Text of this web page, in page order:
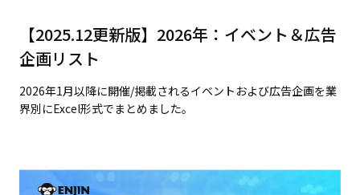
【2025.12更新版】2026年：イベント＆広告
企画リスト
2026年1月以降に開催/掲載されるイベントおよび広告企画を業
界別にExcel形式でまとめました。